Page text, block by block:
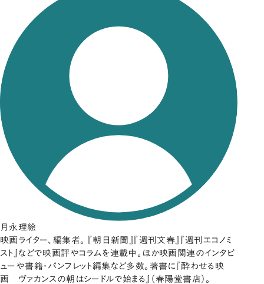
月永理絵
映画ライター、編集者。 『朝日新聞』『週刊文春』『週刊エコノミ
スト』などで映画評やコラムを連載中。ほか映画関連のインタビ
ューや書籍・パンフレット編集など多数。著書に『酔わせる映
画 ヴァカンスの朝はシードルで始まる』（春陽堂書店）。